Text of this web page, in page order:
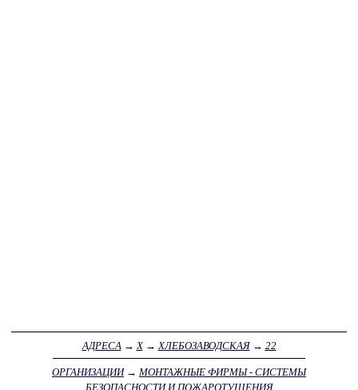
АДРЕСА → Х→ ХЛЕБОЗАВОДСКАЯ→ 22
ОРГАНИЗАЦИИ→ МОНТАЖНЫЕ ФИРМЫ - СИСТЕМЫ
БЕЗОПАСНОСТИ И ПОЖАРОТУШЕНИЯ